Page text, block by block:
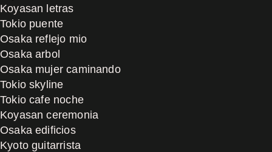
Koyasan letras
Tokio puente
Osaka reflejo mio
Osaka arbol
Osaka mujer caminando
Tokio skyline
Tokio cafe noche
Koyasan ceremonia
Osaka edificios
Kyoto guitarrista